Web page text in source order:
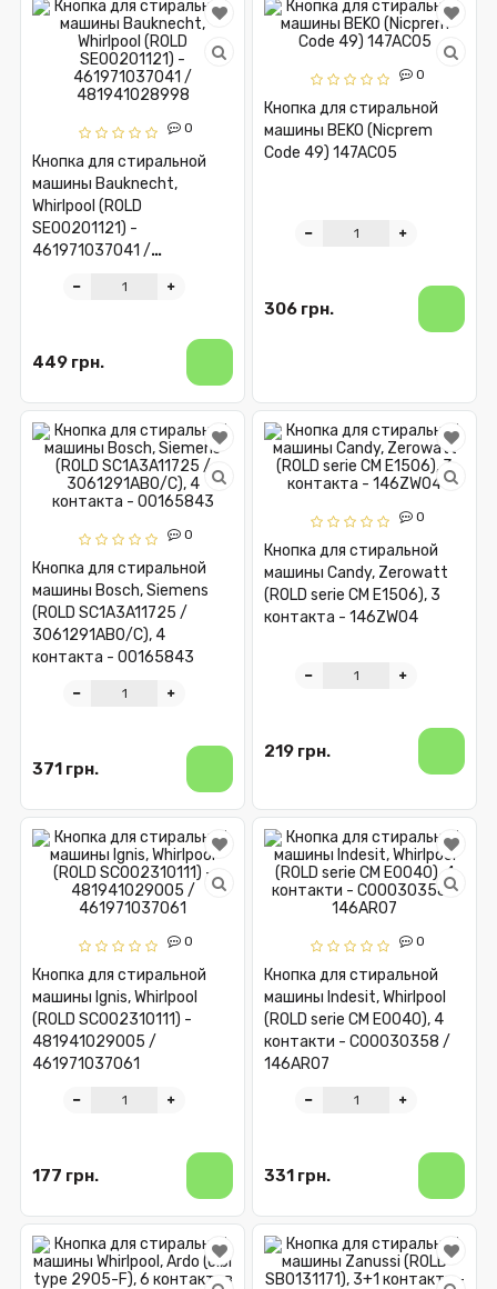
0
Кнопка для стиральной
машины Bauknecht,
Whirlpool (ROLD
SE00201121) -
461971037041 /
449 грн.
0
Кнопка для стиральной
машины BEKO (Nicprem
Code 49) 147AC05
306 грн.
0
Кнопка для стиральной
машины Bosch, Siemens
(ROLD SC1A3A11725 /
3061291AB0/С), 4
контакта - 00165843
371 грн.
0
Кнопка для стиральной
машины Candy, Zerowatt
(ROLD serie CM E1506), 3
контакта - 146ZW04
219 грн.
0
Кнопка для стиральной
машины Ignis, Whirlpool
(ROLD SC002310111) -
481941029005 /
461971037061
177 грн.
0
Кнопка для стиральной
машины Indesit, Whirlpool
(ROLD serie CM E0040), 4
контакти - C00030358 /
146AR07
331 грн.